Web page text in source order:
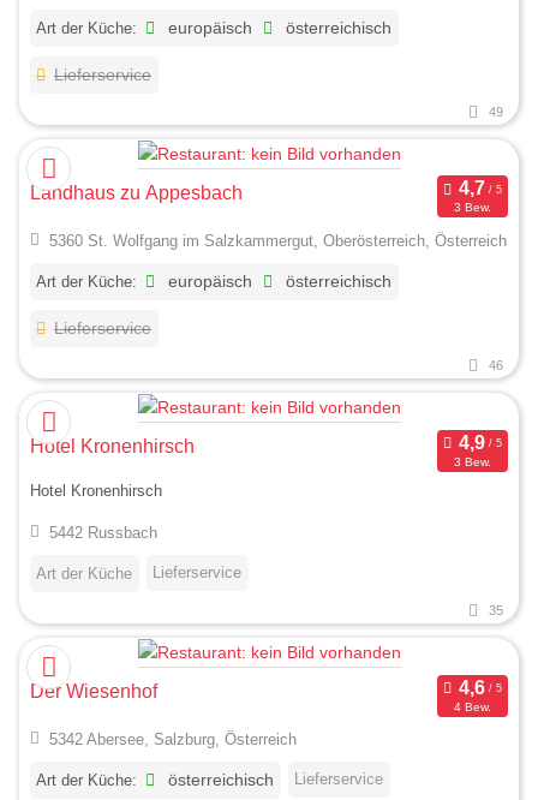
Art der Küche: europäisch österreichisch
Lieferservice
49
Landhaus zu Appesbach
3 Bew.
5360 St. Wolfgang im Salzkammergut, Oberösterreich, Österreich
Art der Küche: europäisch österreichisch
Lieferservice
46
Hotel Kronenhirsch
3 Bew.
Hotel Kronenhirsch
5442 Russbach
Art der Küche Lieferservice
35
Der Wiesenhof
4 Bew.
5342 Abersee, Salzburg, Österreich
Art der Küche: österreichisch Lieferservice